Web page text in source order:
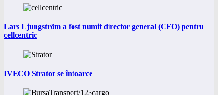
Lars Ljungström a fost numit director general (CFO) pentru
cellcentric
IVECO Strator se întoarce